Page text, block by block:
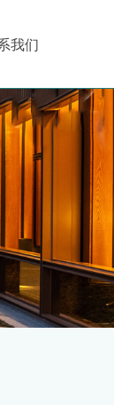
我们